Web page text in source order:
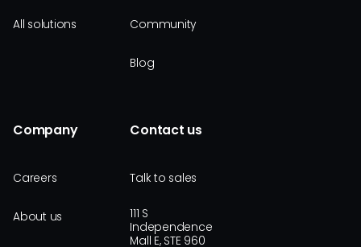
All solutions Community
Blog
Company
Careers
About us
Contact us
Talk to sales
111 S
Independence
Mall E, STE 960